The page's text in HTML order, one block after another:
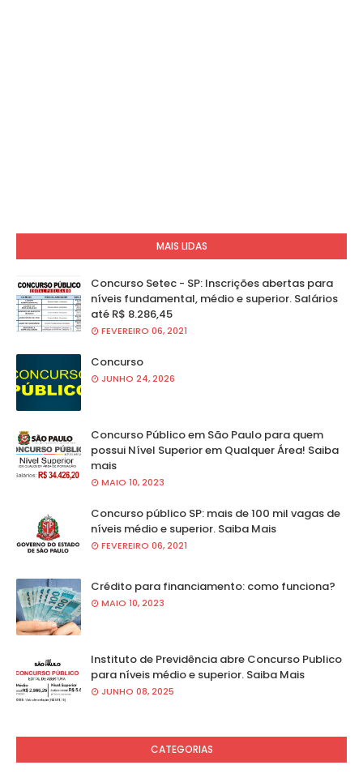
MAIS LIDAS
Concurso Setec - SP: Inscrições abertas para
níveis fundamental, médio e superior. Salários
até R$ 8.286,45
FEVEREIRO 06, 2021
Concurso
JUNHO 24, 2026
Concurso Público em São Paulo para quem
possui Nível Superior em Qualquer Área! Saiba
mais
MAIO 10, 2023
Concurso público SP: mais de 100 mil vagas de
níveis médio e superior. Saiba Mais
FEVEREIRO 06, 2021
Crédito para financiamento: como funciona?
MAIO 10, 2023
Instituto de Previdência abre Concurso Publico
para níveis médio e superior. Saiba Mais
JUNHO 08, 2025
CATEGORIAS